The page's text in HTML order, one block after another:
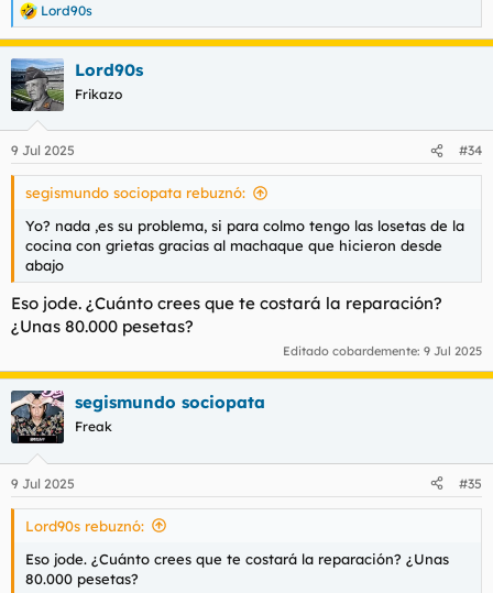
R
e
a
c
c
i
e
s
Lord90s
Lord90s
Frikazo
9 Jul 2025 #34
segismundo sociopata rebuznó:
Yo? nada ,es su problema, si para colmo tengo las losetas de la
cocina con grietas gracias al machaque que hicieron desde
abajo
Eso jode. ¿Cuánto crees que te costará la reparación?
¿Unas 80.000 pesetas?
Editado cobardemente: 9 Jul 2025
segismundo sociopata
Freak
9 Jul 2025 #35
Lord90s rebuznó:
Eso jode. ¿Cuánto crees que te costará la reparación? ¿Unas
80.000 pesetas?